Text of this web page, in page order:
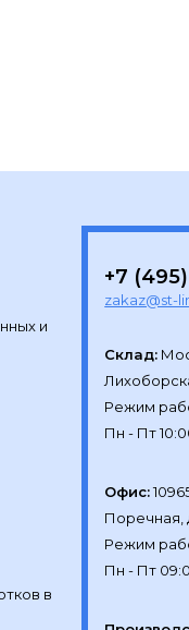
и
+7
zakaz@st-
Склад:
Режим
Офис:
Поречная,
Режим
в